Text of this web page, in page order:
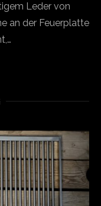
Leder von
an der Feuerplatte